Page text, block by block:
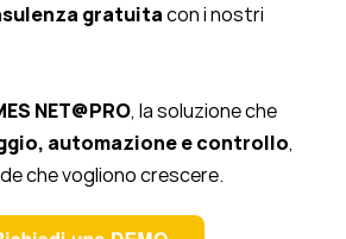
gratuitacon i nostri
NET@PRO, la soluzione che
automazione e controllo,
che vogliono crescere.